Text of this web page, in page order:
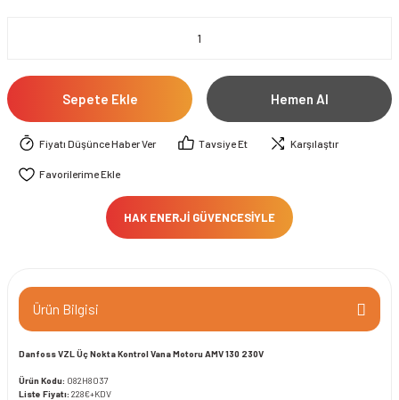
Sepete Ekle Hemen Al
Fiyatı Düşünce Haber Ver Tavsiye Et Karşılaştır
HAK ENERJİ GÜVENCESİYLE
Ürün Bilgisi
Danfoss VZL Üç Nokta Kontrol Vana Motoru AMV 130 230V
Ürün Kodu: 082H8037
Liste Fiyatı: 228€+KDV